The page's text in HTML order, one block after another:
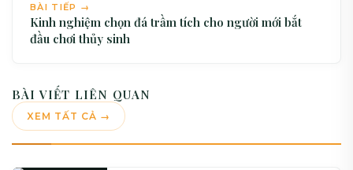
BÀI TIẾP →
Kinh nghiệm chọn đá trầm tích cho người mới bắt
đầu chơi thủy sinh
BÀI VIẾT LIÊN QUAN
XEM TẤT CẢ →